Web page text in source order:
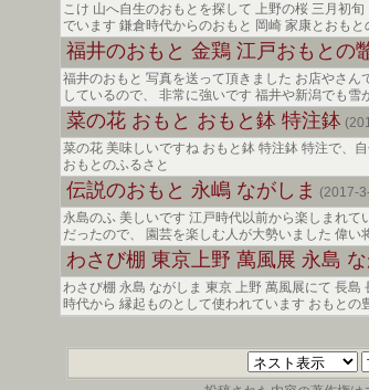
こけ 山へ自生のおもとを探して 上野の桜 三月初
でいます 鎌倉時代からのおもと 岡崎 家康とおも
福井のおもと 金鶏 江戸おもとの
福井のおもと 写真を送って頂きました お店やさ
しているので、 非常に強いです 福井や新潟でも
菜の花 おもと おもと鉢 特注鉢
菜の花 美味しいですね おもと鉢 特注鉢 特注で、
おもとのふるさと
伝説のおもと 永嶋 ながしま (2017-
永島のふ 美しいです 江戸時代以前から楽しまれ
だったので、 園芸を楽しむ人が大勢いました 偉
わさび棚 東京上野 萬風展 永島 な
わさび棚 永島 ながしま 東京 上野 萬風展にて 長
時代から 縁起ものとして使われています おもとの